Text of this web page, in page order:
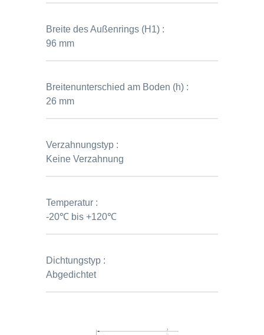
Breite des Außenrings (H1) :
96 mm
Breitenunterschied am Boden (h) :
26 mm
Verzahnungstyp :
Keine Verzahnung
Temperatur :
-20℃ bis +120℃
Dichtungstyp :
Abgedichtet